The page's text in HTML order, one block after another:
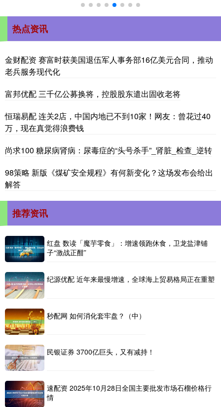
热点资讯
金财配资 赛富时获美国退伍军人事务部16亿美元合同，推动
老兵服务现代化
富邦优配 三千亿公募换将，控股股东遣出固收老将
恒瑞易配 连关2店，中国内地已不到10家！网友：曾花过40
万，现在真觉得浪费钱
尚求100 糖尿病肾病：尿毒症的“头号杀手”_肾脏_检查_逆转
98策略 新版《煤矿安全规程》有何新变化？这场发布会给出
解答
推荐资讯
红盘 数读「魔芋零食」：增速领跑休食，卫龙盐津铺
子“激战正酣”
纪源优配 近年来最慢增速，全球海上贸易格局正在重塑
秒配网 如何消化套牢盘？（中）
民银证券 3700亿巨头，又有减持！
速配资 2025年10月28日全国主要批发市场石榴价格行
情